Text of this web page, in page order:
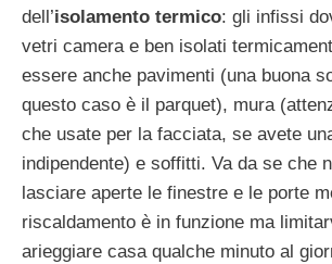
dell’isolamento termico: gli infissi
vetri camera e ben isolati
essere anche pavimenti (una buona
questo caso è il parquet), mura
che usate per la facciata, se avete
indipendente) e soffitti. Va da se che
lasciare aperte le finestre e le porte
riscaldamento è in funzione ma
arieggiare casa qualche minuto al